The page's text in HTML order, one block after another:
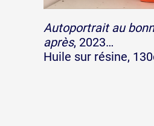
Autoportrait au
après, 2023…
Huile sur résine,